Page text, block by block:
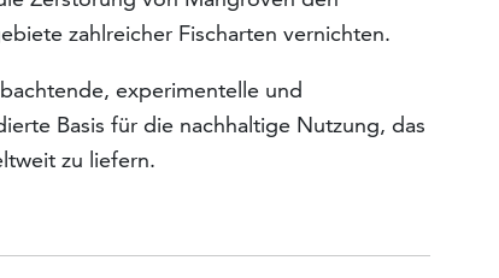
zahlreicher Fischarten vernichten.
experimentelle und
Basis für die nachhaltige Nutzung, das
zu liefern.